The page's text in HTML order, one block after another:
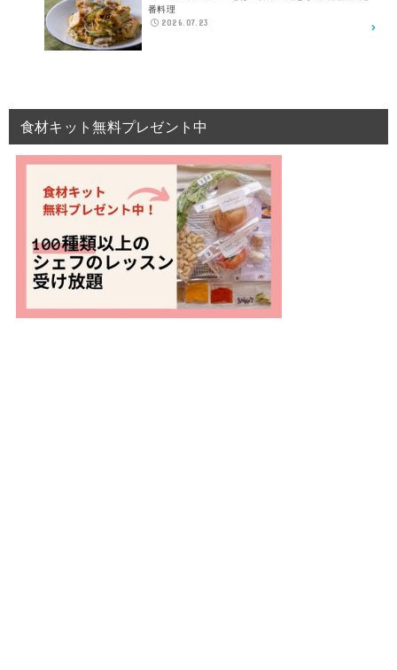
番料理
2026.07.23
食材キット無料プレゼント中